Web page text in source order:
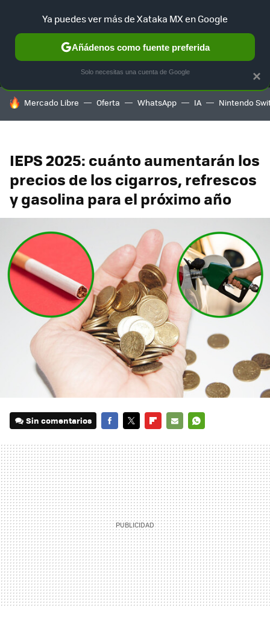
MENÚ NUEVO
GAMING HOME AUTO
HOY SE HABLA DE
Mercado Libre Oferta WhatsApp IA Nintendo
IEPS 2025: cuánto aumentarán los
precios de los cigarros, refrescos
y gasolina para el próximo año
Sin comentarios
MAIL
×
Ya puedes ver más de Xataka MX en Google
Añádenos como fuente preferida
Solo necesitas una cuenta de Google